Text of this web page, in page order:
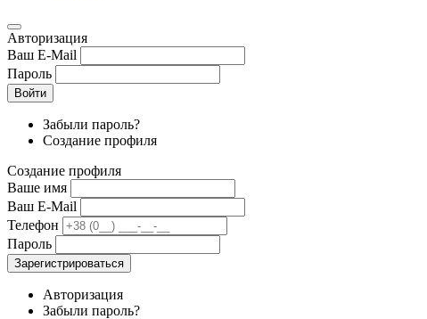
Авторизация
Ваш E-Mail
Пароль
Войти
Забыли пароль?
Создание профиля
Создание профиля
Ваше имя
Ваш E-Mail
Телефон
Пароль
Зарегистрироваться
Авторизация
Забыли пароль?